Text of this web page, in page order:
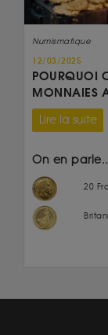
Numismatique
12/03/2025
POURQUOI
MONNAIES
Lire la suite
On en
20